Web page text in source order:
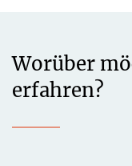
Worüber
erfahren?